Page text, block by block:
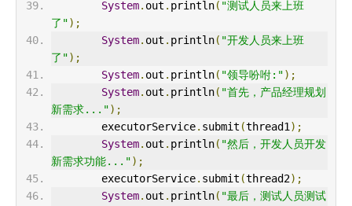
System. out . println( "测试人员来上班
了");
System. out . println( "开发人员来上班
了");
System. out . println( "领导吩咐:");
System. out . println( "首先，产品经理规划
新需求...");
        executorService
. submit (thread1);
System. out . println( "然后，开发人员开发
新需求功能...");
        executorService
. submit (thread2);
System. out . println( "最后，测试人员测试